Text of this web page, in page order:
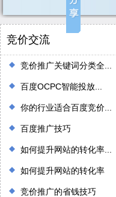
竞价交流
竞价推广关键词分类全...
百度OCPC智能投放...
你的行业适合百度竞价...
百度推广技巧
如何提升网站的转化率...
如何提升网站的转化率
竞价推广的省钱技巧